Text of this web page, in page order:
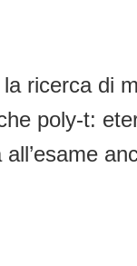
ricerca di
poly-t: